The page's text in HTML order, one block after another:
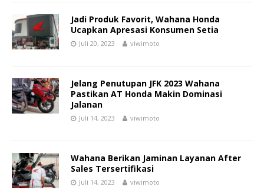
Jadi Produk Favorit, Wahana Honda
Ucapkan Apresasi Konsumen Setia
Juli 20, 2023 viwimoto
Jelang Penutupan JFK 2023 Wahana
Pastikan AT Honda Makin Dominasi
Jalanan
Juli 14, 2023 viwimoto
Wahana Berikan Jaminan Layanan After
Sales Tersertifikasi
Juli 14, 2023 viwimoto